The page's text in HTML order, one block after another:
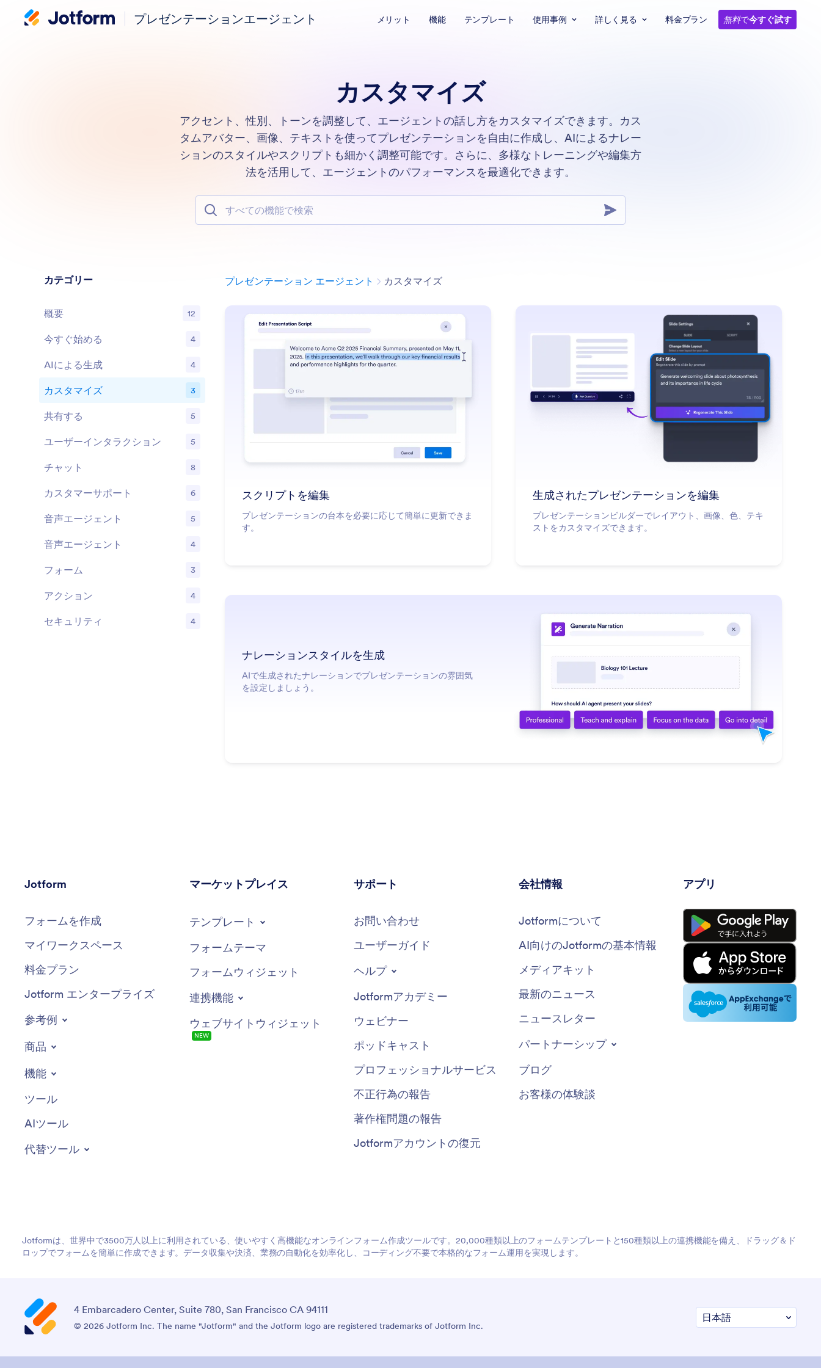
プレゼンテーションエージェント メリット 機能 テンプレート 使用事例 詳しく見る 料金プラン 無料で今すぐ試す
カスタマイズ
アクセント、性別、トーンを調整して、エージェントの話し方をカスタマイズできます。カス
タムアバター、画像、テキストを使ってプレゼンテーションを自由に作成し、AIによるナレー
ションのスタイルやスクリプトも細かく調整可能です。さらに、多様なトレーニングや編集方
法を活用して、エージェントのパフォーマンスを最適化できます。
すべての機能で検索
プレゼンテーション エージェント カスタマイズカテゴリー
詳細はこちら: Edit Scripts
スクリプトを編集
プレゼンテーションの台本を必要に応じて簡単に更新できま
す。
詳細はこちら : Edit Generated Presentation
生成されたプレゼンテーションを編集
プレゼンテーションビルダーでレイアウト、画像、色、テキ
ストをカスタマイズできます。
詳細はこちら: Generate Narration Style
ナレーションスタイルを生成
AIで生成されたナレーションでプレゼンテーションの雰囲気
を設定しましょう。
カテゴリー
概要 12
機能
今すぐ始める 4
機能
AIによる生成 4
機能
カスタマイズ 3
機能
共有する 5
機能
ユーザーインタラクション 5
機能
チャット 8
機能
カスタマーサポート 6
機能
音声エージェント 5
機能
音声エージェント 4
機能
フォーム 3
機能
アクション 4
機能
セキュリティ 4
Jotform
フォームを作成
マイワークスペース
料金プラン
Jotform エンタープライズ
参考例
商品
機能
ツール
AIツール
代替ツール
マーケットプレイス
テンプレート
フォームテーマ
フォームウィジェット
連携機能
ウェブサイトウィジェット
NEW
サポート
お問い合わせ
ユーザーガイド
ヘルプ
Jotformアカデミー
ウェビナー
ポッドキャスト
プロフェッショナルサービス
不正行為の報告
著作権問題の報告
Jotformアカウントの復元
会社情報
Jotformについて
AI向けのJotformの基本情報
メディアキット
最新のニュース
ニュースレター
パートナーシップ
ブログ
お客様の体験談
アプリ
Jotformは、世界中で3500万人以上に利用されている、使いやすく高機能なオンラインフォーム作成ツールです。20,000種類以上のフォームテンプレートと150種類以上の連携機能を備え、ドラッグ＆ド
ロップでフォームを簡単に作成できます。データ収集や決済、業務の自動化を効率化し、コーディング不要で本格的なフォーム運用を実現します。
4 Embarcadero Center, Suite 780, San Francisco CA 94111
© 2026 Jotform Inc. The name "Jotform" and the Jotform logo are registered trademarks of Jotform Inc.